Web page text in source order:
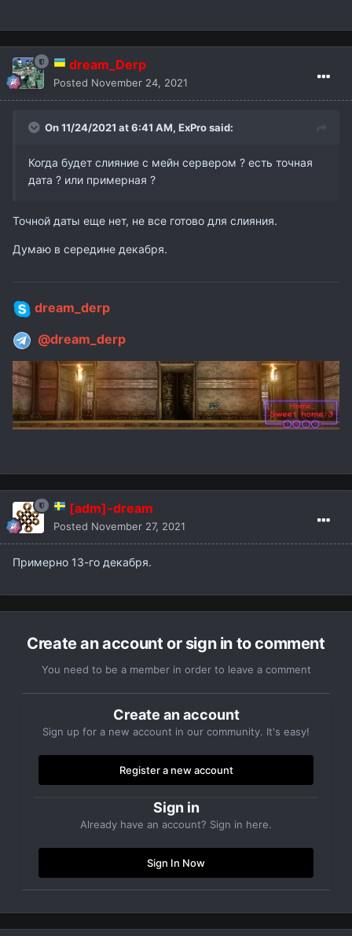
dream_Derp
Posted November 24, 2021
On 11/24/2021 at 6:41 AM, ExProsaid:
Когда будет слияние с мейн сервером ? есть точная
дата ? или примерная ?
Точной даты еще нет, не все готово для слияния.
Думаю в середине декабря.
dream_derp
@dream_derp
[adm]-dream
Posted November 27, 2021
Примерно 13-го декабря.
Create an account or sign in to comment
You need to be a member in order to leave a comment
Create an account
Sign up for a new account in our community. It's easy!
Register a new account
Sign in
Already have an account? Sign in here.
Sign In Now